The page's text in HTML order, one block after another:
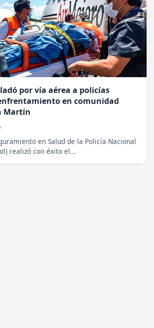
por vía aérea a policías
en comunidad
Martín
en Salud de la Policía Nacional
realizó con éxito el...